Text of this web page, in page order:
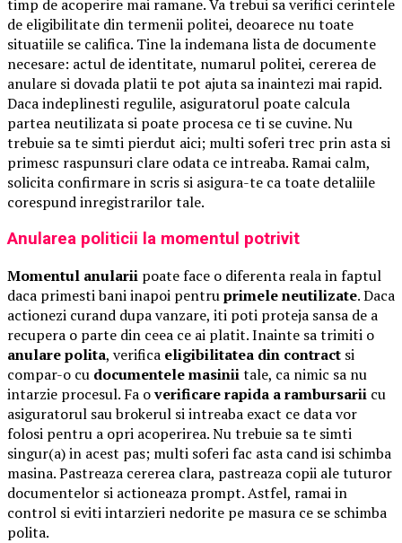
timp de acoperire mai ramane. Va trebui sa verifici cerintele
de eligibilitate din termenii politei, deoarece nu toate
situatiile se califica. Tine la indemana lista de documente
necesare: actul de identitate, numarul politei, cererea de
anulare si dovada platii te pot ajuta sa inaintezi mai rapid.
Daca indeplinesti regulile, asiguratorul poate calcula
partea neutilizata si poate procesa ce ti se cuvine. Nu
trebuie sa te simti pierdut aici; multi soferi trec prin asta si
primesc raspunsuri clare odata ce intreaba. Ramai calm,
solicita confirmare in scris si asigura-te ca toate detaliile
corespund inregistrarilor tale.
Anularea politicii la momentul potrivit
Momentul anularii poate face o diferenta reala in faptul
daca primesti bani inapoi pentruprimele neutilizate. Daca
actionezi curand dupa vanzare, iti poti proteja sansa de a
recupera o parte din ceea ce ai platit. Inainte sa trimiti o
anulare polita, verifica eligibilitatea din contract si
compar-o cu documentele masiniitale, ca nimic sa nu
intarzie procesul. Fa overificare rapida a rambursarii cu
asiguratorul sau brokerul si intreaba exact ce data vor
folosi pentru a opri acoperirea. Nu trebuie sa te simti
singur(a) in acest pas; multi soferi fac asta cand isi schimba
masina. Pastreaza cererea clara, pastreaza copii ale tuturor
documentelor si actioneaza prompt. Astfel, ramai in
control si eviti intarzieri nedorite pe masura ce se schimba
polita.